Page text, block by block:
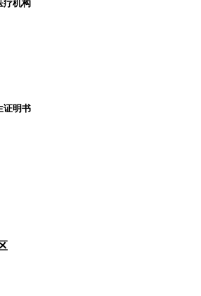
疗机构
证明书